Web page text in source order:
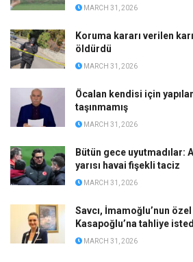
MARCH 31, 2026
Koruma kararı verilen
öldürdü
MARCH 31, 2026
Öcalan kendisi için
taşınmamış
MARCH 31, 2026
Bütün gece uyutmadılar:
yarısı havai fişekli taciz
MARCH 31, 2026
Savcı, İmamoğlu’nun
Kasapoğlu’na tahliye
MARCH 31, 2026